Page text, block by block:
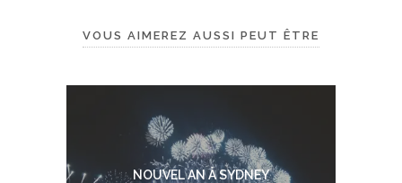
VOUS AIMEREZ AUSSI PEUT ÊTRE
NOUVEL AN À SYDNEY